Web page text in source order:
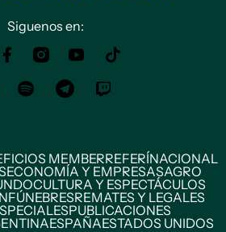
Siguenos en:
MEMBERREFERÍNACIONAL
ECONOMÍA Y EMPRESASAGRO
CULTURA Y ESPECTÁCULOS
FÚNEBRESREMATES Y LEGALES
PUBLICACIONES
ESPAÑAESTADOS UNIDOS